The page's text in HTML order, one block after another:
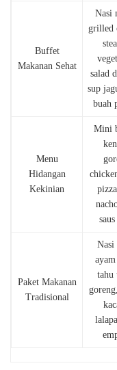
Buffet
Makanan Sehat
Nasi
grilled
salad
sup
buah
Menu
Hidangan
Kekinian
Mini
Paket Makanan
Tradisional
Nasi
ayam
tahu